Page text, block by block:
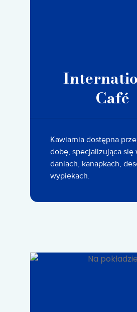
Café
Kawiarnia dostępna
dobę, specjalizująca się
daniach, kanapkach,
wypiekach.